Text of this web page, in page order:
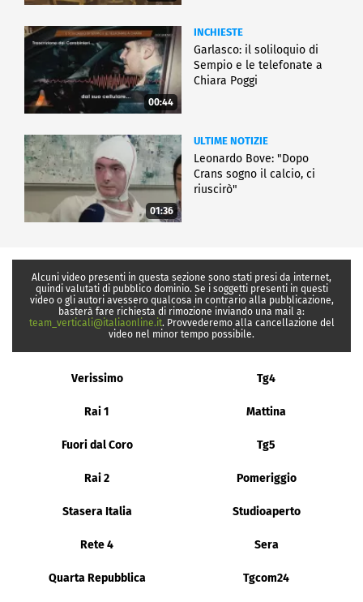
00:44
INCHIESTE
Garlasco: il soliloquio di
Sempio e le telefonate a
Chiara Poggi
01:36
ULTIME NOTIZIE
Leonardo Bove: "Dopo
Crans sogno il calcio, ci
riuscirò"
Alcuni video presenti in questa sezione sono stati presi da internet,
quindi valutati di pubblico dominio. Se i soggetti presenti in questi
video o gli autori avessero qualcosa in contrario alla pubblicazione,
basterà fare richiesta di rimozione inviando una mail a:
team_verticali@italiaonline.it. Provvederemo alla cancellazione del
video nel minor tempo possibile.
Verissimo Tg4
Rai 1 Mattina
Fuori dal Coro Tg5
Rai 2 Pomeriggio
Stasera Italia Studioaperto
Rete 4 Sera
Quarta Repubblica Tgcom24